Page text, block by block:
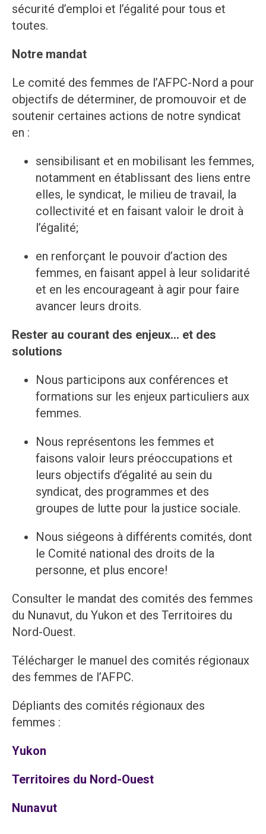
sécurité d’emploi et l’égalité pour tous et
toutes.
Notre mandat
Le comité des femmes de l’AFPC-Nord a pour
objectifs de déterminer, de promouvoir et de
soutenir certaines actions de notre syndicat
en :
sensibilisant et en mobilisant les femmes,
notamment en établissant des liens entre
elles, le syndicat, le milieu de travail, la
collectivité et en faisant valoir le droit à
l’égalité;
en renforçant le pouvoir d’action des
femmes, en faisant appel à leur solidarité
et en les encourageant à agir pour faire
avancer leurs droits.
Rester au courant des enjeux… et des
solutions
Nous participons aux conférences et
formations sur les enjeux particuliers aux
femmes.
Nous représentons les femmes et
faisons valoir leurs préoccupations et
leurs objectifs d’égalité au sein du
syndicat, des programmes et des
groupes de lutte pour la justice sociale.
Nous siégeons à différents comités, dont
le Comité national des droits de la
personne, et plus encore!
Consulter le mandat des comités des femmes
du Nunavut, du Yukon et des Territoires du
Nord-Ouest.
Télécharger le manuel des comités régionaux
des femmes de l’AFPC.
Dépliants des comités régionaux des
femmes :
Yukon
Territoires du Nord-Ouest
Nunavut